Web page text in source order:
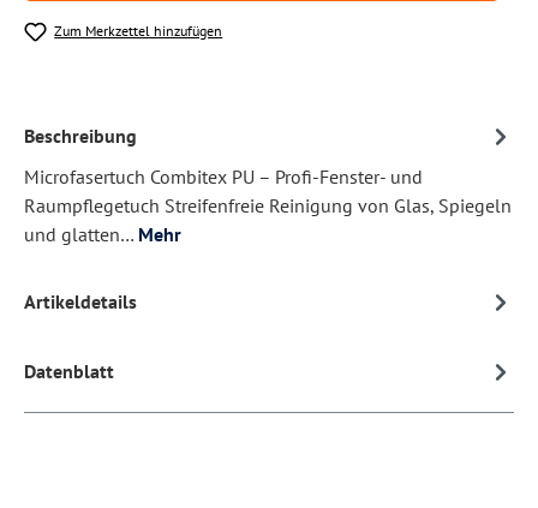
Zum Merkzettel hinzufügen
Beschreibung
Microfasertuch Combitex PU – Profi-Fenster- und
Raumpflegetuch Streifenfreie Reinigung von Glas, Spiegeln
und glatten… Mehr
Artikeldetails
Datenblatt